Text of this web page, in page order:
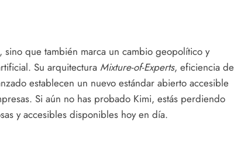
que también marca un cambio geopolítico y
Su arquitectura Mixture-of-Experts, eficiencia de
establecen un nuevo estándar abierto accesible
Si aún no has probado Kimi, estás perdiendo
y accesibles disponibles hoy en día.